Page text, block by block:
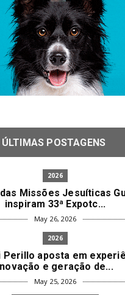
ÚLTIMAS POSTAGENS
2026
Missões Jesuíticas
inspiram 33ª Expotc...
May 26, 2026
2026
Perillo aposta em
e geração de...
May 25, 2026